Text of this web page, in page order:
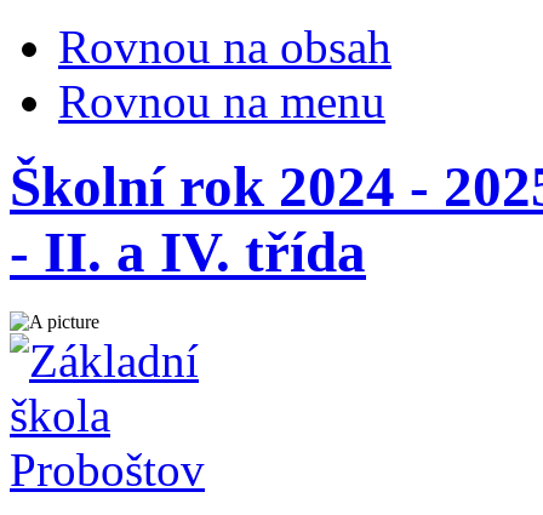
Rovnou na obsah
Rovnou na menu
Školní rok 2024 -
- II. a IV. třída